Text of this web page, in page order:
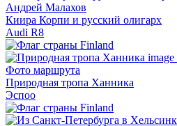
Андрей Малахов
Киира Корпи и русский олигарх
Audi R8
Фото маршрута
Природная тропа Ханника
Эспоо